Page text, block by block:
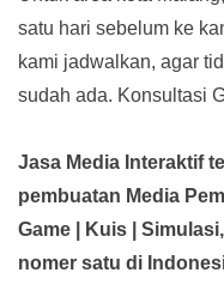
satu hari sebelum ke
kami jadwalkan, agar
sudah ada. Konsultasi
Jasa Media Interaktif
pembuatan Media
Game | Kuis | Simulasi,
nomer satu di